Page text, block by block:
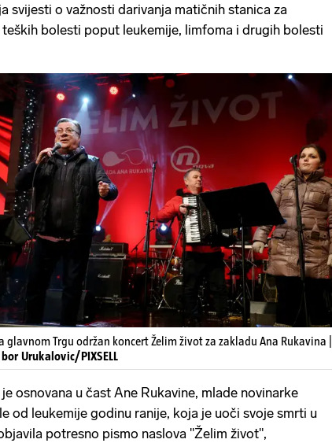
svijesti o važnosti darivanja matičnih stanica za
teških bolesti poput leukemije, limfoma i drugih bolesti
glavnom Trgu održan koncert Želim život za zakladu Ana Rukavina |
Urukalovic/PIXSELL
osnovana u čast Ane Rukavine, mlade novinarke
od leukemije godinu ranije, koja je uoči svoje smrti u
potresno pismo naslova "Želim život",